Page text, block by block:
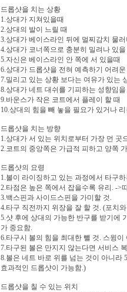
드롭샷을 치는 상황
1.상대가 지쳐있을때
2.상대의 발이 느릴 때
3.상대가 베이스라인 뒤에 멀찌감치 물러
4.상대가 코너쪽으로 충분히 밀려나 있을
5.자신은 베이스라인 안 쪽에 서 있을때
6.상대가 드롭샷을 전혀 예측하기 어려운
7.밀리고 있는 상황 보다는 여유가 있는
8.상대가 네트 대쉬를 기피하는 성향임을
9.바운스가 작은 코트에서 플레이 할 때
10.상대의 힘을 빼 놓을 필요가 있거나
드롭샷을 치는 방향
1.상대가 서 있는 위치로부터 가장 먼 곳
2.코트의 중앙쪽은 가급적 피하고 양쪽
드롭샷의 요령
1.볼이 라이징하고 있는 과정에서 타구
2.타점은 높은 쪽에서 잡을수록 유리. ->
3.백스핀과 사이드스핀을 가미할 것.
4.타구 직전까지 위장을 잘 할 것. (포치
5.샷 후에 상대의 가능한 반구를 받기에
가 중요함.
6.타구시 볼의 힘을 최대한 뺄 것. 스윙이
7.타구된 볼은 만지지 않는다면 서비스
8.볼은 네트 바로 위를 넘는 것이 아니라
효과적인 드롭샷이 가능함.)
드롭샷을 칠 수 있는 위치